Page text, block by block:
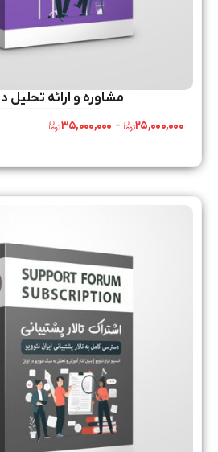
مشاوره و ارائه تحلیل
۲۵,۰۰۰,۰۰۰ – ۳۵,۰۰۰,۰۰۰